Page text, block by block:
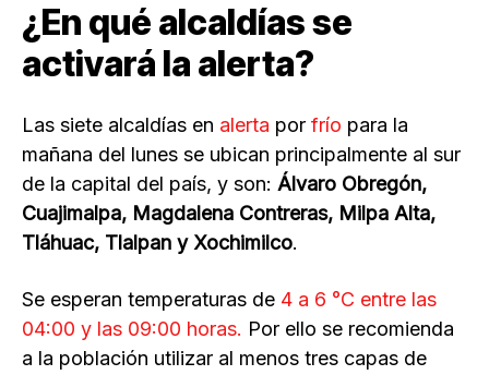
¿En qué alcaldías se
activará la alerta?
Las siete alcaldías en alerta por frío para la
mañana del lunes se ubican principalmente al sur
de la capital del país, y son: Álvaro Obregón,
Cuajimalpa, Magdalena Contreras, Milpa Alta,
Tláhuac, Tlalpan y Xochimilco.
Se esperan temperaturas de 4 a 6 °C entre las
04:00 y las 09:00 horas. Por ello se recomienda
a la población utilizar al menos tres capas de